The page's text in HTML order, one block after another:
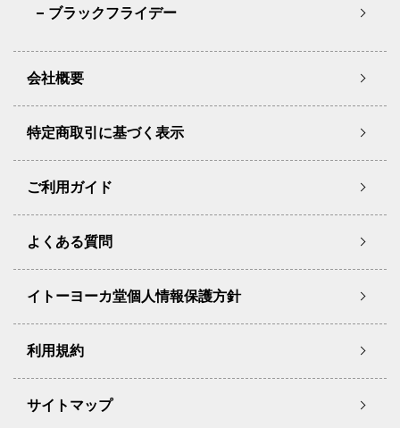
ブラックフライデー
会社概要
特定商取引に基づく表示
ご利用ガイド
よくある質問
イトーヨーカ堂個人情報保護方針
利用規約
サイトマップ